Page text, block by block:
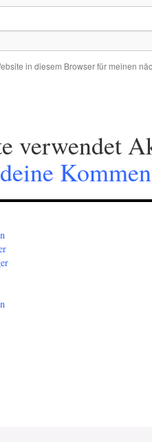
in diesem Browser für meinen
verwendet